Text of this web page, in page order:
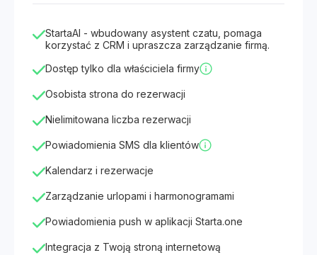
StartaAI - wbudowany asystent czatu, pomaga
korzystać z CRM i upraszcza zarządzanie firmą.
Dostęp tylko dla właściciela firmy
Osobista strona do rezerwacji
Nielimitowana liczba rezerwacji
Powiadomienia SMS dla klientów
Kalendarz i rezerwacje
Zarządzanie urlopami i harmonogramami
Powiadomienia push w aplikacji Starta.one
Integracja z Twoją stroną internetową